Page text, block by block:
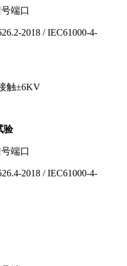
端口
2018 / IEC61000-4-
触±6KV
验
端口
2018 / IEC61000-4-